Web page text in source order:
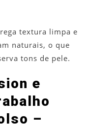
textura limpa e
naturais, o que
tons de pele.
e
–